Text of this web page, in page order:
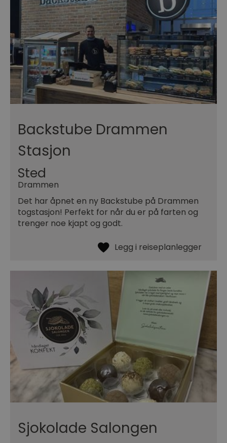
Backstube Drammen
Stasjon
Sted
Drammen
Det har åpnet en ny Backstube på Drammen
togstasjon! Perfekt for når du er på farten og
trenger noe kjapt og godt.
Sjokolade Salongen